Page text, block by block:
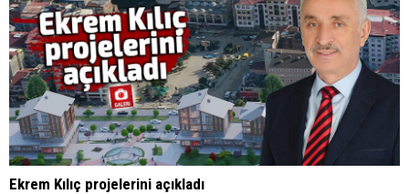
Ekrem Kılıç projelerini açıkladı